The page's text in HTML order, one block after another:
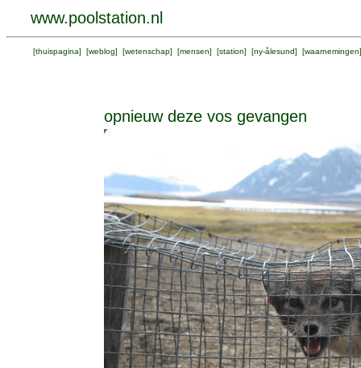
www.poolstation.nl
[thuispagina] [weblog] [wetenschap] [mensen] [station] [ny-ålesund] [waarnemingen
opnieuw deze vos gevangen